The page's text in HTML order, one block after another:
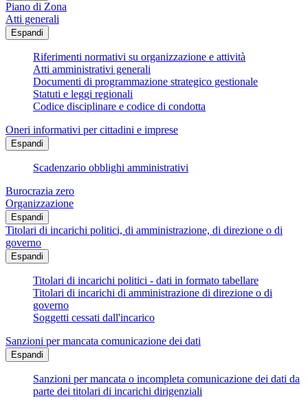
Piano di Zona
Atti generali
Espandi
Riferimenti normativi su organizzazione e attività
Atti amministrativi generali
Documenti di programmazione strategico gestionale
Statuti e leggi regionali
Codice disciplinare e codice di condotta
Oneri informativi per cittadini e imprese
Espandi
Scadenzario obblighi amministrativi
Burocrazia zero
Organizzazione
Espandi
Titolari di incarichi politici, di amministrazione, di direzione o di
governo
Espandi
Titolari di incarichi politici - dati in formato tabellare
Titolari di incarichi di amministrazione di direzione o di
governo
Soggetti cessati dall'incarico
Sanzioni per mancata comunicazione dei dati
Espandi
Sanzioni per mancata o incompleta comunicazione dei dati da
parte dei titolari di incarichi dirigenziali